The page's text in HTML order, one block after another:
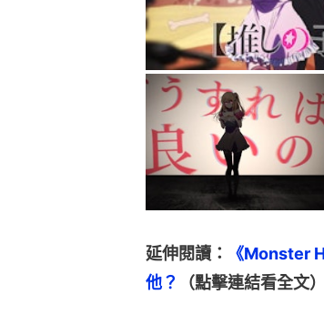
延伸閱讀：
《Monster
他？
（點擊連結看全文）